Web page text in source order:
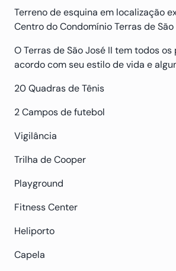
Terreno de esquina em localização
Centro do Condomínio Terras de São
O Terras de São José II tem todos
acordo com seu estilo de vida e
20 Quadras de Tênis
2 Campos de futebol
Vigilância
Trilha de Cooper
Playground
Fitness Center
Heliporto
Capela